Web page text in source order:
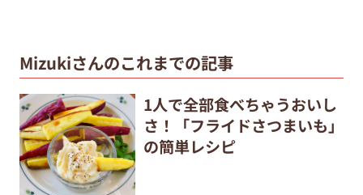
Mizukiさんのこれまでの記事
1人で全部食べちゃうおいし
さ！「フライドさつまいも」
の簡単レシピ